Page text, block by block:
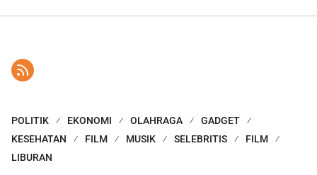
POLITIK EKONOMI OLAHRAGA
GADGET
KESEHATAN
FILM MUSIK SELEBRITIS
FILM
LIBURAN